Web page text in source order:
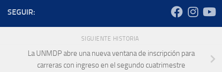
SEGUIR:
SIGUIENTE HISTORIA
La UNMDP abre una nueva ventana de inscripción para
carreras con ingreso en el segundo cuatrimestre